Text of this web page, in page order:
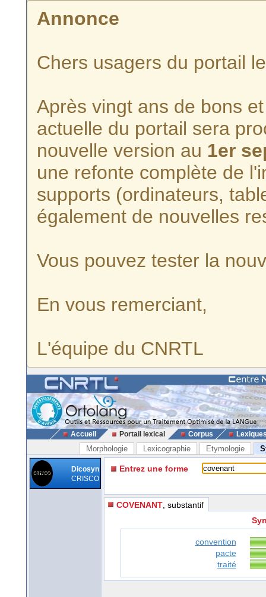
Annonce
Chers usagers du portail
Après vingt ans de bons
actuelle du portail sera
nouvelle version au 1er
une refonte complète de
supports (ordinateurs,
également de nouvelles
Vous pouvez tester la
En vous remerciant,
L'équipe du CNRTL
Accueil Portail lexical Corpus
Morphologie Lexicographie Etymologie
Dicosyn
CRISCO
Entrez une forme
COVENANT , substantif
convention
pacte
traité